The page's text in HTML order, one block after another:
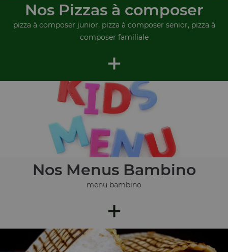
Nos Pizzas à composer
pizza à composer junior, pizza à composer senior, pizza à
composer familiale
+
Nos Menus Bambino
menu bambino
+